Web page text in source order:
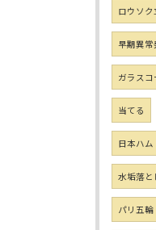
ロウソク
早期異常
ガラス
当てる
日本ハム
水垢落と
パリ五輪